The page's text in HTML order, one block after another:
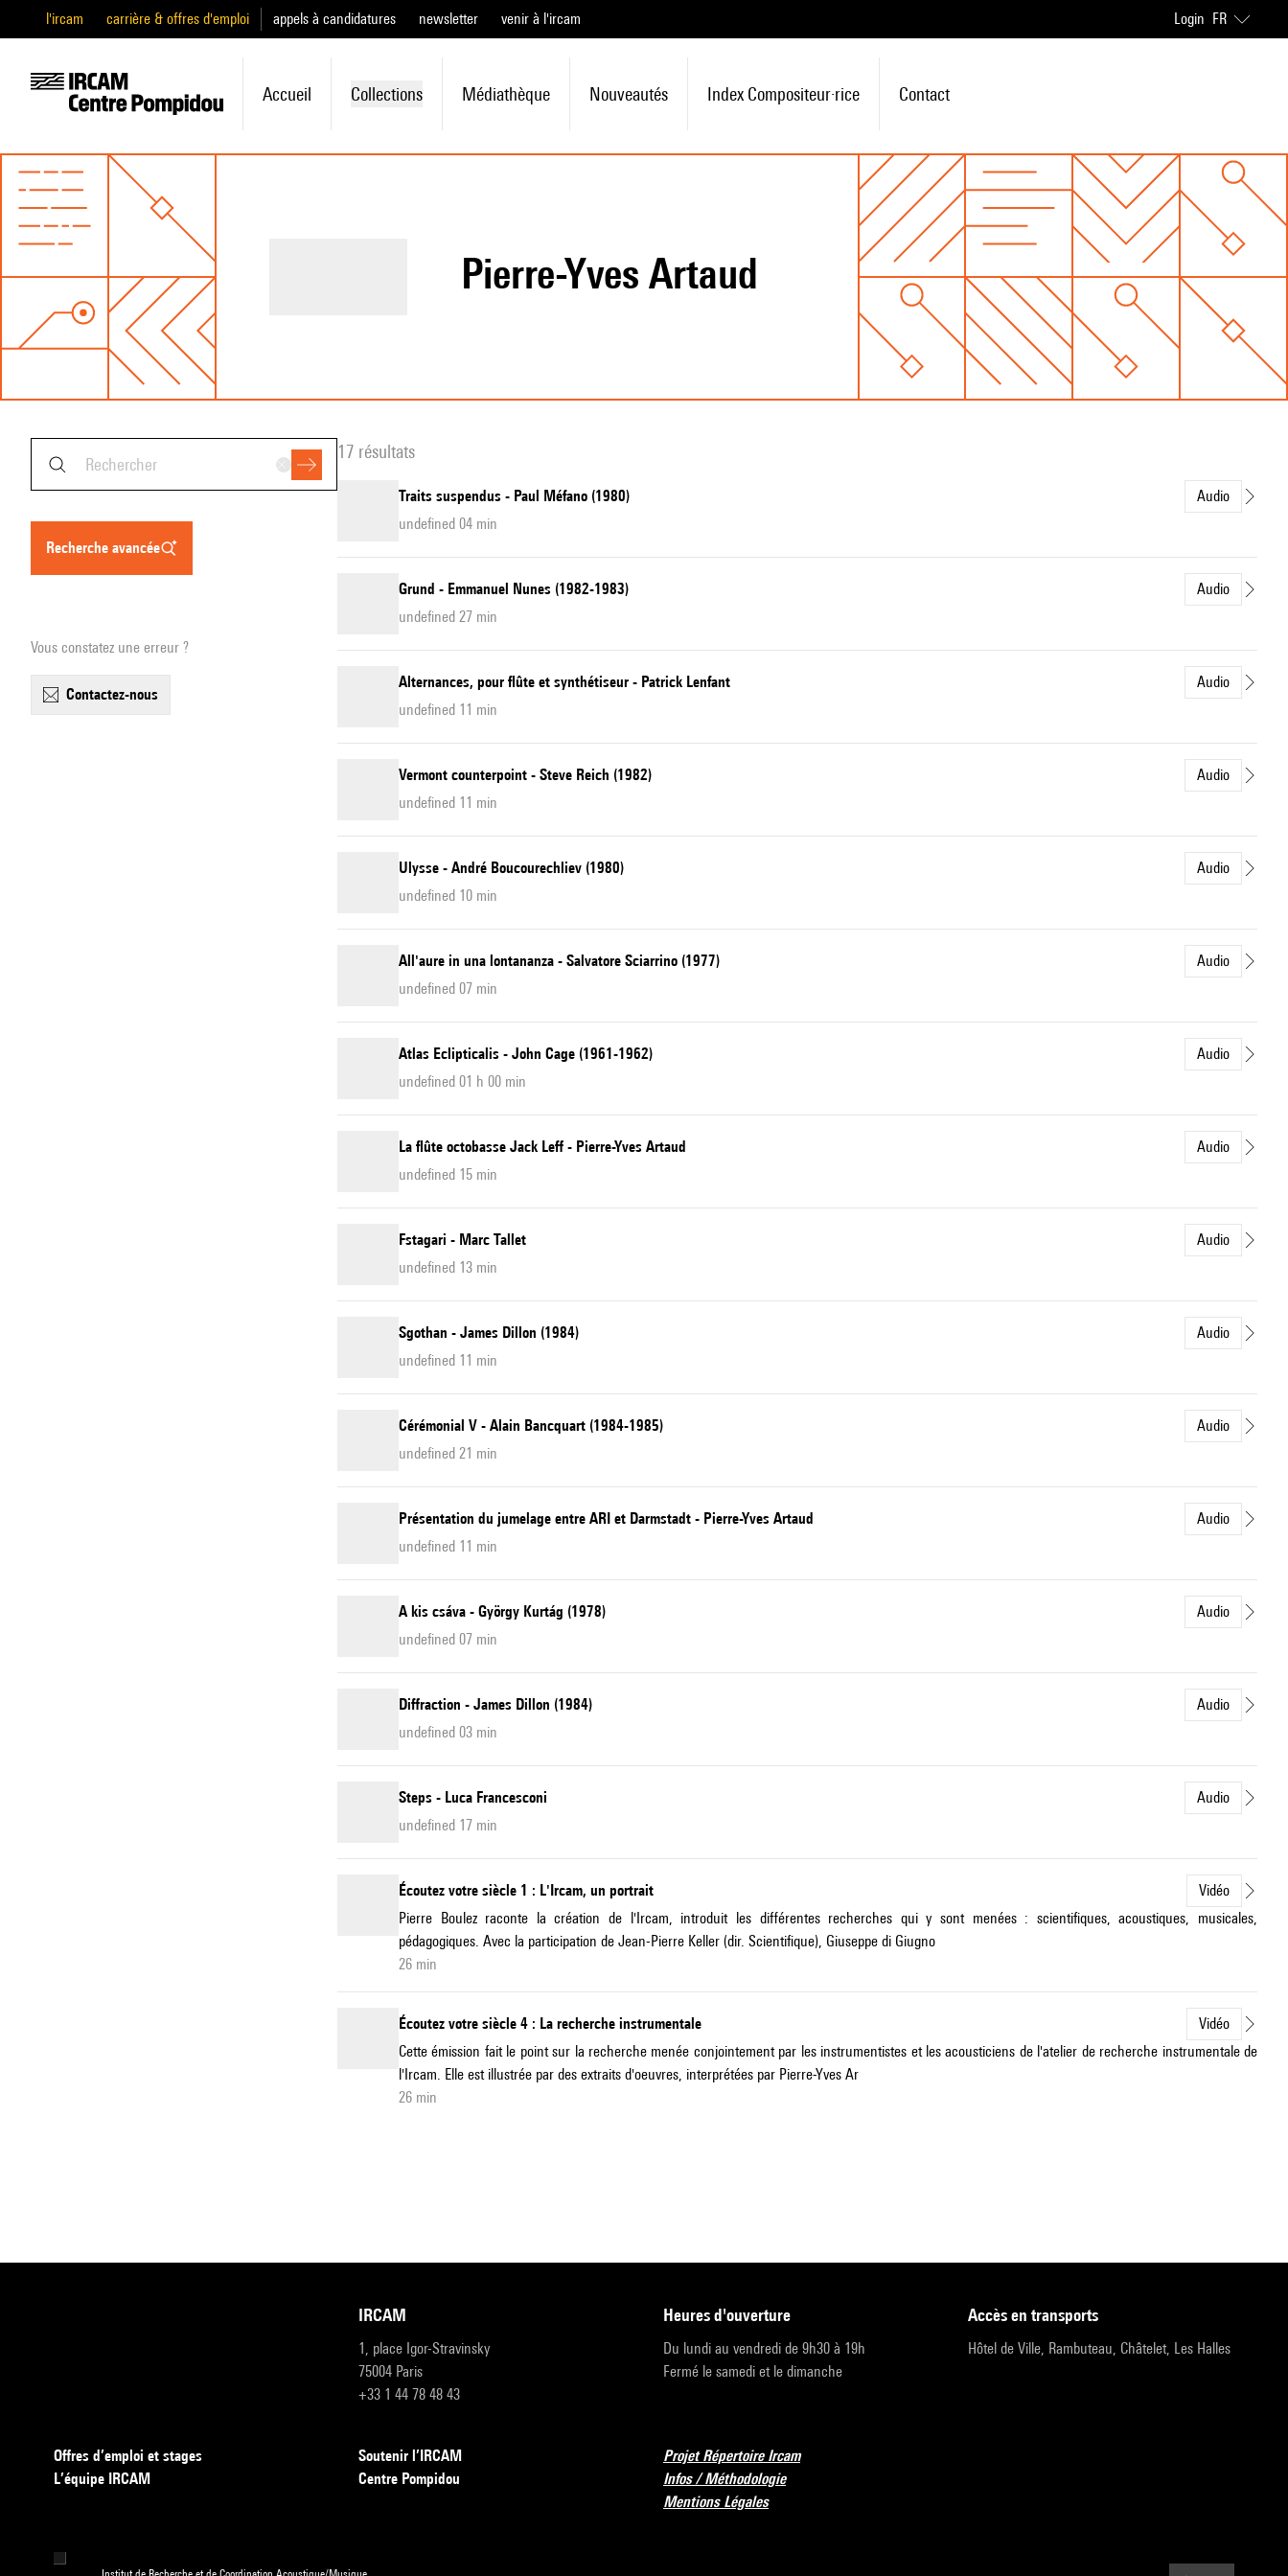
l'ircam carrière & offres d'emploi appels à candidatures newsletter venir à l'ircam Login FR
Accueil Collections Médiathèque Nouveautés Index Compositeur·rice Contact
Pierre-Yves Artaud
recherche avancée
Vous constatez une erreur ?
contactez-nous
17 résultats
Traits suspendus - Paul Méfano (1980)
Audio
undefined 04 min
Grund - Emmanuel Nunes (1982-1983)
Audio
undefined 27 min
Alternances, pour flûte et synthétiseur - Patrick Lenfant
Audio
undefined 11 min
Vermont counterpoint - Steve Reich (1982)
Audio
undefined 11 min
Ulysse - André Boucourechliev (1980)
Audio
undefined 10 min
All'aure in una lontananza - Salvatore Sciarrino (1977)
Audio
undefined 07 min
Atlas Eclipticalis - John Cage (1961-1962)
Audio
undefined 01 h 00 min
La flûte octobasse Jack Leff - Pierre-Yves Artaud
Audio
undefined 15 min
Fstagari - Marc Tallet
Audio
undefined 13 min
Sgothan - James Dillon (1984)
Audio
undefined 11 min
Cérémonial V - Alain Bancquart (1984-1985)
Audio
undefined 21 min
Présentation du jumelage entre ARI et Darmstadt - Pierre-Yves Artaud
Audio
undefined 11 min
A kis csáva - György Kurtág (1978)
Audio
undefined 07 min
Diffraction - James Dillon (1984)
Audio
undefined 03 min
Steps - Luca Francesconi
Audio
undefined 17 min
Écoutez votre siècle 1 : L'Ircam, un portrait
Vidéo
Pierre Boulez raconte la création de l'Ircam, introduit les différentes recherches qui y sont menées : scientifiques, acoustiques, musicales,
pédagogiques. Avec la participation de Jean-Pierre Keller (dir. Scientifique), Giuseppe di Giugno
26 min
Écoutez votre siècle 4 : La recherche instrumentale
Vidéo
Cette émission fait le point sur la recherche menée conjointement par les instrumentistes et les acousticiens de l'atelier de recherche instrumentale de
l'Ircam. Elle est illustrée par des extraits d'oeuvres, interprétées par Pierre-Yves Ar
26 min
IRCAM
1, place Igor-Stravinsky
75004 Paris
+33 1 44 78 48 43
heures d'ouverture
Du lundi au vendredi de 9h30 à 19h
Fermé le samedi et le dimanche
accès en transports
Hôtel de Ville, Rambuteau, Châtelet, Les Halles
Offres d’emploi et stages
L’équipe IRCAM
Soutenir l’IRCAM
Centre Pompidou
Projet Répertoire Ircam
Infos / Méthodologie
Mentions Légales